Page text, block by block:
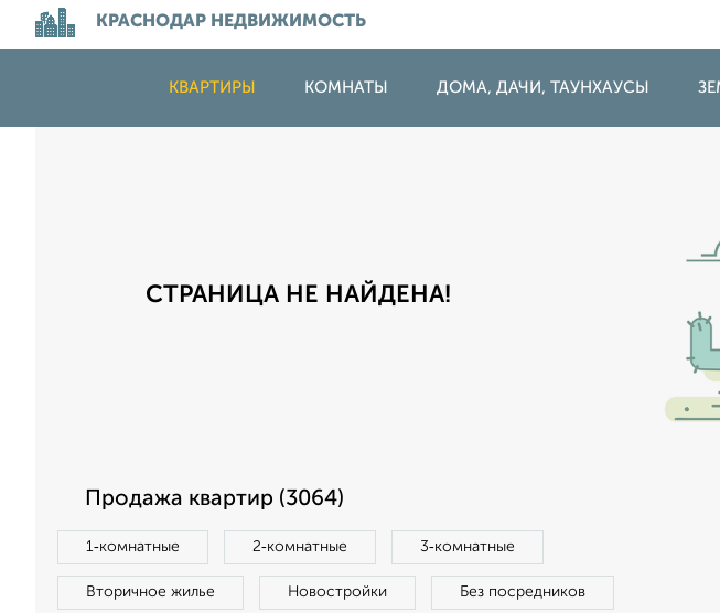
КРАСНОДАР НЕДВИЖИМОСТЬ
КВАРТИРЫ КОМНАТЫ ДОМА, ДАЧИ, ТАУНХАУСЫ
СТРАНИЦА НЕ НАЙДЕНА!
Продажа квартир (3064)
1‑комнатные 2‑комнатные 3‑комнатные
Вторичное жилье Новостройки Без посредников